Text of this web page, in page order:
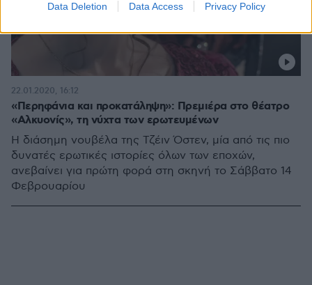
Data Deletion Data Access Privacy Policy
«Περηφάνια και προκατάληψη»: Πρεμιέρα στο θέατρο
«Αλκυονίς», τη νύχτα των ερωτευμένων
Η διάσημη νουβέλα της Τζέιν Όστεν, μία από τις πιο
δυνατές ερωτικές ιστορίες όλων των εποχών,
ανεβαίνει για πρώτη φορά στη σκηνή το Σάββατο 14
Φεβρουαρίου
22.01.2020, 16:12